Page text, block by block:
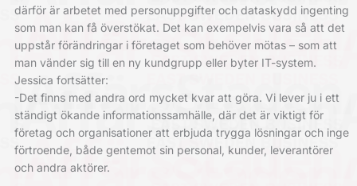
därför är arbetet med personuppgifter och dataskydd ingenting
som man kan få överstökat. Det kan exempelvis vara så att det
uppstår förändringar i företaget som behöver mötas – som att
man vänder sig till en ny kundgrupp eller byter IT-system.
Jessica fortsätter:
-Det finns med andra ord mycket kvar att göra. Vi lever ju i ett
ständigt ökande informationssamhälle, där det är viktigt för
företag och organisationer att erbjuda trygga lösningar och inge
förtroende, både gentemot sin personal, kunder, leverantörer
och andra aktörer.